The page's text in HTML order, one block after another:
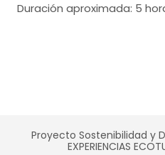
Duración aproximada: 5
Proyecto Sostenibilidad y
EXPERIENCIAS